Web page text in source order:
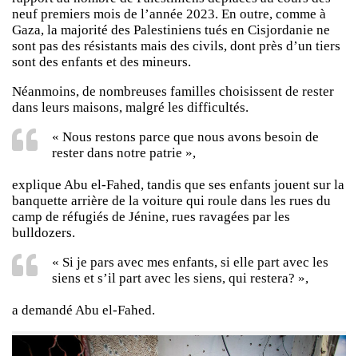
neuf premiers mois de l’année 2023. En outre, comme à
Gaza, la majorité des Palestiniens tués en Cisjordanie ne
sont pas des résistants mais des civils, dont près d’un tiers
sont des enfants et des mineurs.
Néanmoins, de nombreuses familles choisissent de rester
dans leurs maisons, malgré les difficultés.
« Nous restons parce que nous avons besoin de
rester dans notre patrie »,
explique Abu el-Fahed, tandis que ses enfants jouent sur la
banquette arrière de la voiture qui roule dans les rues du
camp de réfugiés de Jénine, rues ravagées par les
bulldozers.
« Si je pars avec mes enfants, si elle part avec les
siens et s’il part avec les siens, qui restera? »,
a demandé Abu el-Fahed.